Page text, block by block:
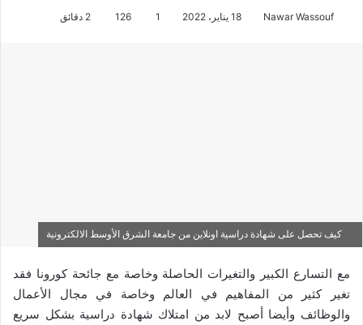
Nawar Wassouf 18 يناير، 2022 1
126
كيف تحصل على شهادة دراسية اونلاين من جامعة الشرق الأوسط الالكترونية
مع التسارع الكبير والتغيرات الحاصلة وخاصة مع جائحة كورونا فقد
تغير كثير من المفاهيم في العالم وخاصة في مجال الأعمال
والوظائف وأيضا أصبح لابد من امتلاك شهادة دراسية بشكل سريع